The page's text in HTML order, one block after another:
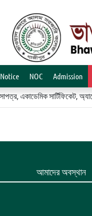
NOC Admission
একাডেমিক
আমাদের অবস্থান